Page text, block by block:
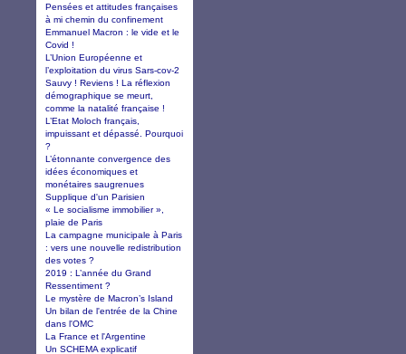
Pensées et attitudes françaises
à mi chemin du confinement
Emmanuel Macron : le vide et le
Covid !
L’Union Européenne et
l’exploitation du virus Sars-cov-2
Sauvy ! Reviens ! La réflexion
démographique se meurt,
comme la natalité française !
L’Etat Moloch français,
impuissant et dépassé. Pourquoi
?
L’étonnante convergence des
idées économiques et
monétaires saugrenues
Supplique d'un Parisien
« Le socialisme immobilier »,
plaie de Paris
La campagne municipale à Paris
: vers une nouvelle redistribution
des votes ?
2019 : L’année du Grand
Ressentiment ?
Le mystère de Macron’s Island
Un bilan de l'entrée de la Chine
dans l'OMC
La France et l'Argentine
Un SCHEMA explicatif